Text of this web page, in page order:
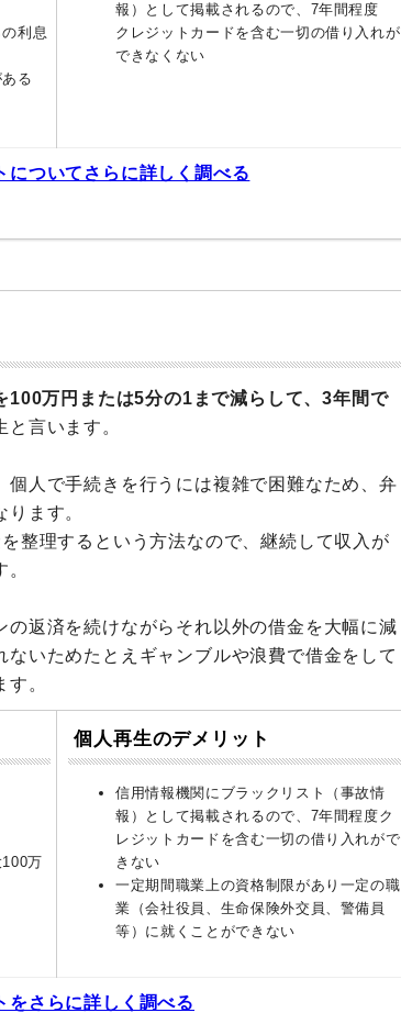
利息
る
報）として掲載されるので、7年間程度
クレジットカードを含む一切の借り入れが
できなくない
についてさらに詳しく調べる
100万円または5分の1まで減らして、3年間で
と言います。
人で手続きを行うには複雑で困難なため、弁
ます。
整理するという方法なので、継続して収入が
返済を続けながらそれ以外の借金を大幅に減
いためたとえギャンブルや浪費で借金をして
。
万
個人再生のデメリット
信用情報機関にブラックリスト（事故情
報）として掲載されるので、7年間程度ク
レジットカードを含む一切の借り入れがで
きない
一定期間職業上の資格制限があり一定の職
業（会社役員、生命保険外交員、警備員
等）に就くことができない
をさらに詳しく調べる